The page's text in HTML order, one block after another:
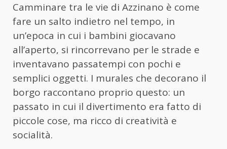
Camminare tra le vie di Azzinano è come
fare un salto indietro nel tempo, in
un’epoca in cui i bambini giocavano
all’aperto, si rincorrevano per le strade e
inventavano passatempi con pochi e
semplici oggetti. I murales che decorano il
borgo raccontano proprio questo: un
passato in cui il divertimento era fatto di
piccole cose, ma ricco di creatività e
socialità.